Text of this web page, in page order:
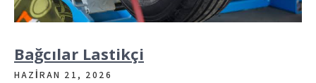
Bağcılar Lastikçi
HAZIRAN 21, 2026